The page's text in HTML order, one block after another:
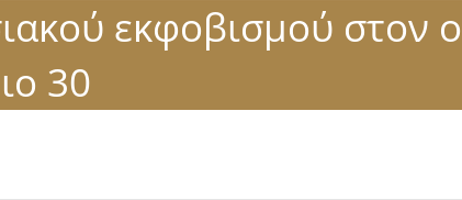
εκφοβισμού στον
30